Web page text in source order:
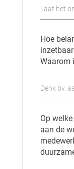
Laat het
Hoe
Waarom
Op
aan de